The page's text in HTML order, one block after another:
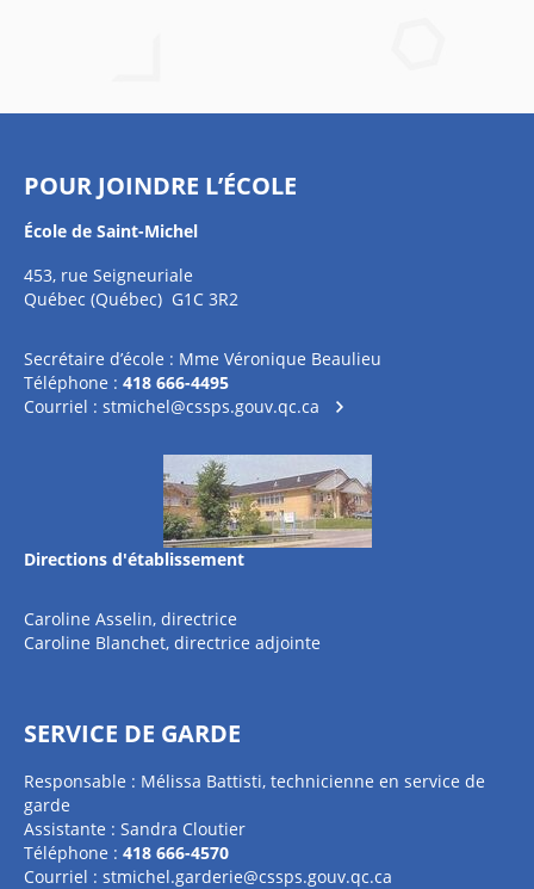
POUR JOINDRE L’ÉCOLE
École de Saint-Michel
453, rue Seigneuriale
Québec (Québec) G1C 3R2
Secrétaire d’école : Mme Véronique Beaulieu
Téléphone : 418 666-4495
Courriel : stmichel@cssps.gouv.qc.ca
Directions d'établissement
Caroline Asselin, directrice
Caroline Blanchet, directrice adjointe
SERVICE DE GARDE
Responsable : Mélissa Battisti, technicienne en service de
garde
Assistante : Sandra Cloutier
Téléphone : 418 666-4570
Courriel : stmichel.garderie@cssps.gouv.qc.ca